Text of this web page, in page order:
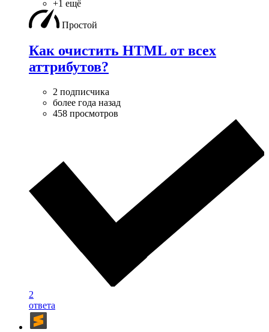
+1 ещё
Простой
Как очистить HTML от всех
аттрибутов?
2 подписчика
более года назад
458 просмотров
2
ответа